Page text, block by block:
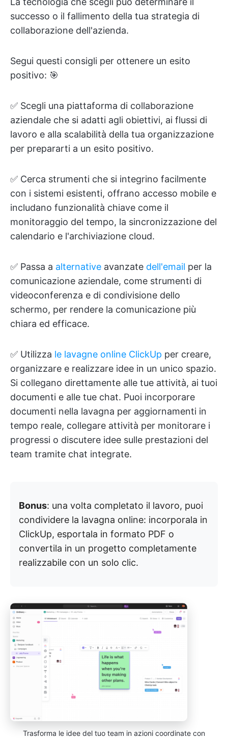
successo o il fallimento della tua strategia di
collaborazione dell'azienda.
Segui questi consigli per ottenere un esito
positivo: 🎯
✅ Scegli una piattaforma di collaborazione
aziendale che si adatti agli obiettivi, ai flussi di
lavoro e alla scalabilità della tua organizzazione
per prepararti a un esito positivo.
✅ Cerca strumenti che si integrino facilmente
con i sistemi esistenti, offrano accesso mobile e
includano funzionalità chiave come il
monitoraggio del tempo, la sincronizzazione del
calendario e l'archiviazione cloud.
✅ Passa a alternative avanzate dell'email per la
comunicazione aziendale, come strumenti di
videoconferenza e di condivisione dello
schermo, per rendere la comunicazione più
chiara ed efficace.
✅ Utilizza le lavagne online ClickUp per creare,
organizzare e realizzare idee in un unico spazio.
Si collegano direttamente alle tue attività, ai tuoi
documenti e alle tue chat. Puoi incorporare
documenti nella lavagna per aggiornamenti in
tempo reale, collegare attività per monitorare i
progressi o discutere idee sulle prestazioni del
team tramite chat integrate.
Bonus: una volta completato il lavoro, puoi
condividere la lavagna online: incorporala in
ClickUp, esportala in formato PDF o
convertila in un progetto completamente
realizzabile con un solo clic.
Trasforma le idee del tuo team in azioni coordinate con